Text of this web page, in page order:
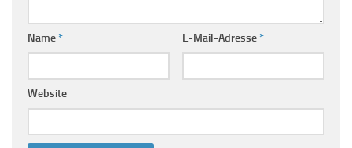
Name* E-Mail-Adresse*
Website